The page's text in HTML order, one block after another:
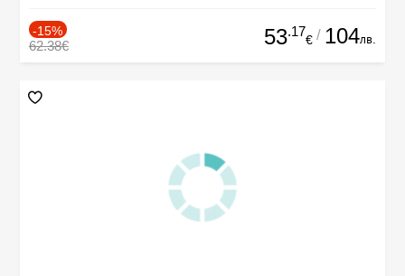
-15%
62.38€ 53.17
€ / 104лв.